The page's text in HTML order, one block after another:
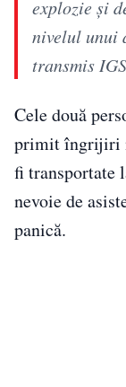
explozie şi
nivelul unui
transmis
Cele două
primit îngrijiri
fi transportate
nevoie de
panică.